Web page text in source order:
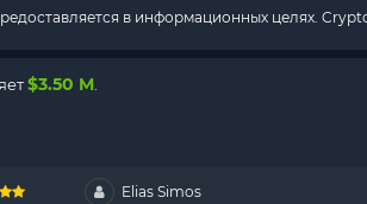
в информационных целях.
$3.50 M
Elias Simos